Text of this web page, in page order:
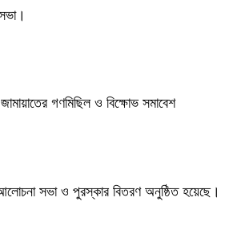
গণমিছিল ও বিক্ষোভ সমাবেশ
সভা ও পুরস্কার বিতরণ অনুষ্ঠিত হয়েছে।